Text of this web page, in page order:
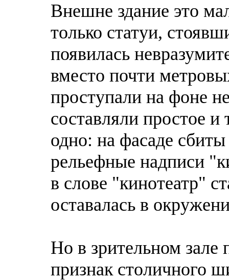
Внешне здание это
только статуи,
появилась
вместо почти
проступали на фоне
составляли простое
одно: на фасаде
рельефные надписи
в слове "кинотеатр"
оставалась в
Но в зрительном зале
признак столичного